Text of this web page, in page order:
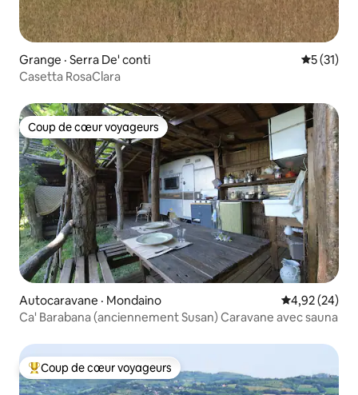
Grange · Serra De' conti Note
5 (31)
Casetta RosaClara
Coup de cœur voyageurs
Coup de cœur voyageurs
Autocaravane · Mondaino Note
4,92 (24)
Ca' Barabana (anciennement Susan) Caravane avec sauna
Coup de cœur voyageurs parmi les plus aimés
Coup de cœur voyageurs